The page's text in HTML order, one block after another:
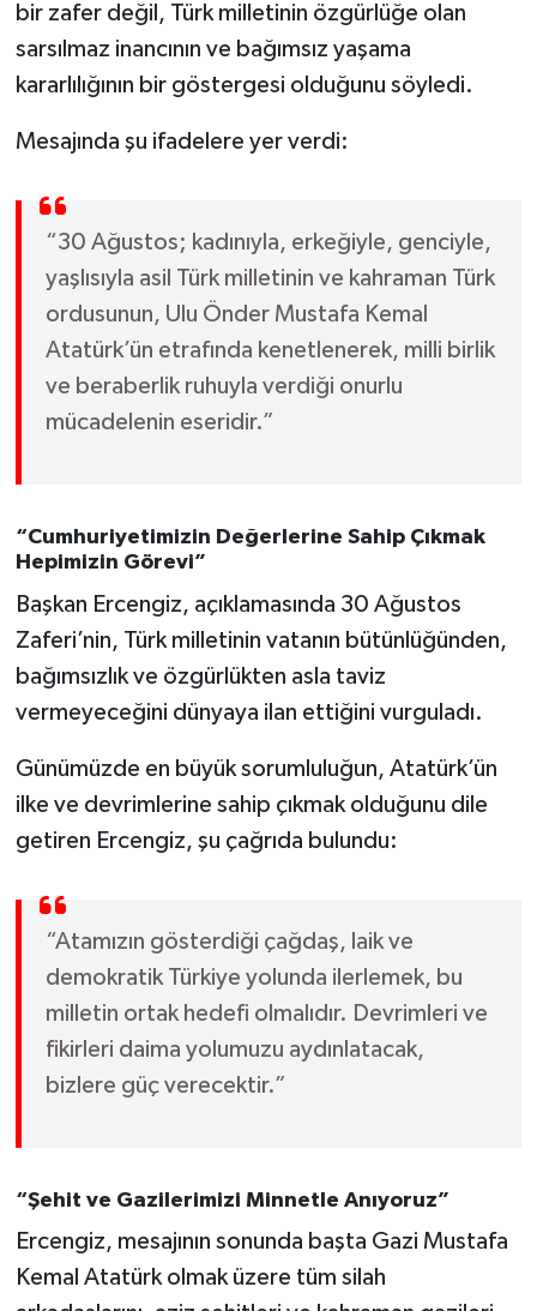
bir zafer değil, Türk milletinin özgürlüğe olan
sarsılmaz inancının ve bağımsız yaşama
kararlılığının bir göstergesi olduğunu söyledi.
Mesajında şu ifadelere yer verdi:
“30 Ağustos; kadınıyla, erkeğiyle, genciyle,
yaşlısıyla asil Türk milletinin ve kahraman Türk
ordusunun, Ulu Önder Mustafa Kemal
Atatürk’ün etrafında kenetlenerek, milli birlik
ve beraberlik ruhuyla verdiği onurlu
mücadelenin eseridir.”
“Cumhuriyetimizin Değerlerine Sahip Çıkmak
Hepimizin Görevi”
Başkan Ercengiz, açıklamasında 30 Ağustos
Zaferi’nin, Türk milletinin vatanın bütünlüğünden,
bağımsızlık ve özgürlükten asla taviz
vermeyeceğini dünyaya ilan ettiğini vurguladı.
Günümüzde en büyük sorumluluğun, Atatürk’ün
ilke ve devrimlerine sahip çıkmak olduğunu dile
getiren Ercengiz, şu çağrıda bulundu:
“Atamızın gösterdiği çağdaş, laik ve
demokratik Türkiye yolunda ilerlemek, bu
milletin ortak hedefi olmalıdır. Devrimleri ve
fikirleri daima yolumuzu aydınlatacak,
bizlere güç verecektir.”
“Şehit ve Gazilerimizi Minnetle Anıyoruz”
Ercengiz, mesajının sonunda başta Gazi Mustafa
Kemal Atatürk olmak üzere tüm silah